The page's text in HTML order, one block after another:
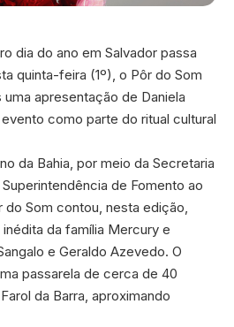
dia do ano em Salvador passa
quinta-feira (1º), o Pôr do Som
apresentação de Daniela
como parte do ritual cultural
da Bahia, por meio da Secretaria
de Fomento ao
do Som contou, nesta edição,
da família Mercury e
e Geraldo Azevedo. O
passarela de cerca de 40
da Barra, aproximando